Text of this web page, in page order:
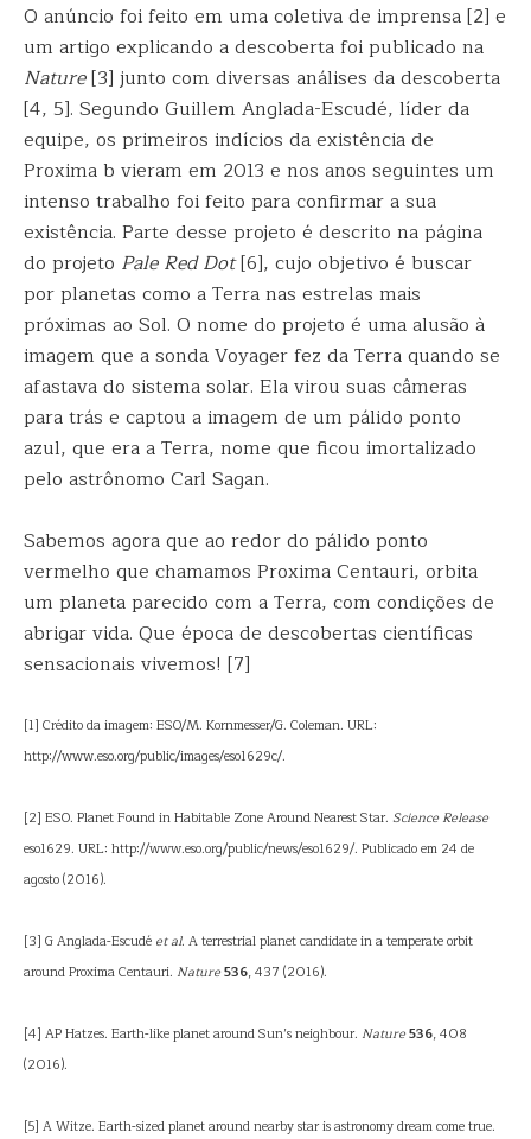
O anúncio foi feito em uma coletiva de imprensa [2] e
um artigo explicando a descoberta foi publicado na
Nature[3] junto com diversas análises da descoberta
[4, 5]. Segundo Guillem Anglada-Escudé, líder da
equipe, os primeiros indícios da existência de
Proxima b vieram em 2013 e nos anos seguintes um
intenso trabalho foi feito para confirmar a sua
existência. Parte desse projeto é descrito na página
do projeto Pale Red Dot[6], cujo objetivo é buscar
por planetas como a Terra nas estrelas mais
próximas ao Sol. O nome do projeto é uma alusão à
imagem que a sonda Voyager fez da Terra quando se
afastava do sistema solar. Ela virou suas câmeras
para trás e captou a imagem de um pálido ponto
azul, que era a Terra, nome que ficou imortalizado
pelo astrônomo Carl Sagan.
Sabemos agora que ao redor do pálido ponto
vermelho que chamamos Proxima Centauri, orbita
um planeta parecido com a Terra, com condições de
abrigar vida. Que época de descobertas científicas
sensacionais vivemos! [7]
[1] Crédito da imagem: ESO/M. Kornmesser/G. Coleman. URL:
http://www.eso.org/public/images/eso1629c/.
[2] ESO. Planet Found in Habitable Zone Around Nearest Star. Science Release
eso1629. URL: http://www.eso.org/public/news/eso1629/. Publicado em 24 de
agosto (2016).
[3] G Anglada-Escudé et al. A terrestrial planet candidate in a temperate orbit
around Proxima Centauri. Nature536, 437 (2016).
[4] AP Hatzes. Earth-like planet around Sun’s neighbour. Nature536, 408
(2016).
[5] A Witze. Earth-sized planet around nearby star is astronomy dream come true.